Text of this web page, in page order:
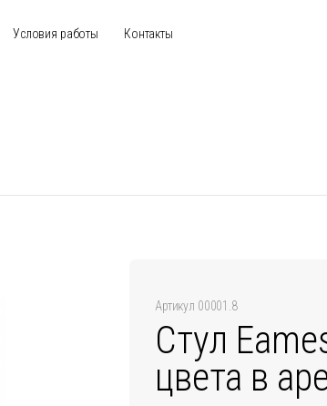
Условия работы Контакты
Артикул 00001.8
Стул
цвета в